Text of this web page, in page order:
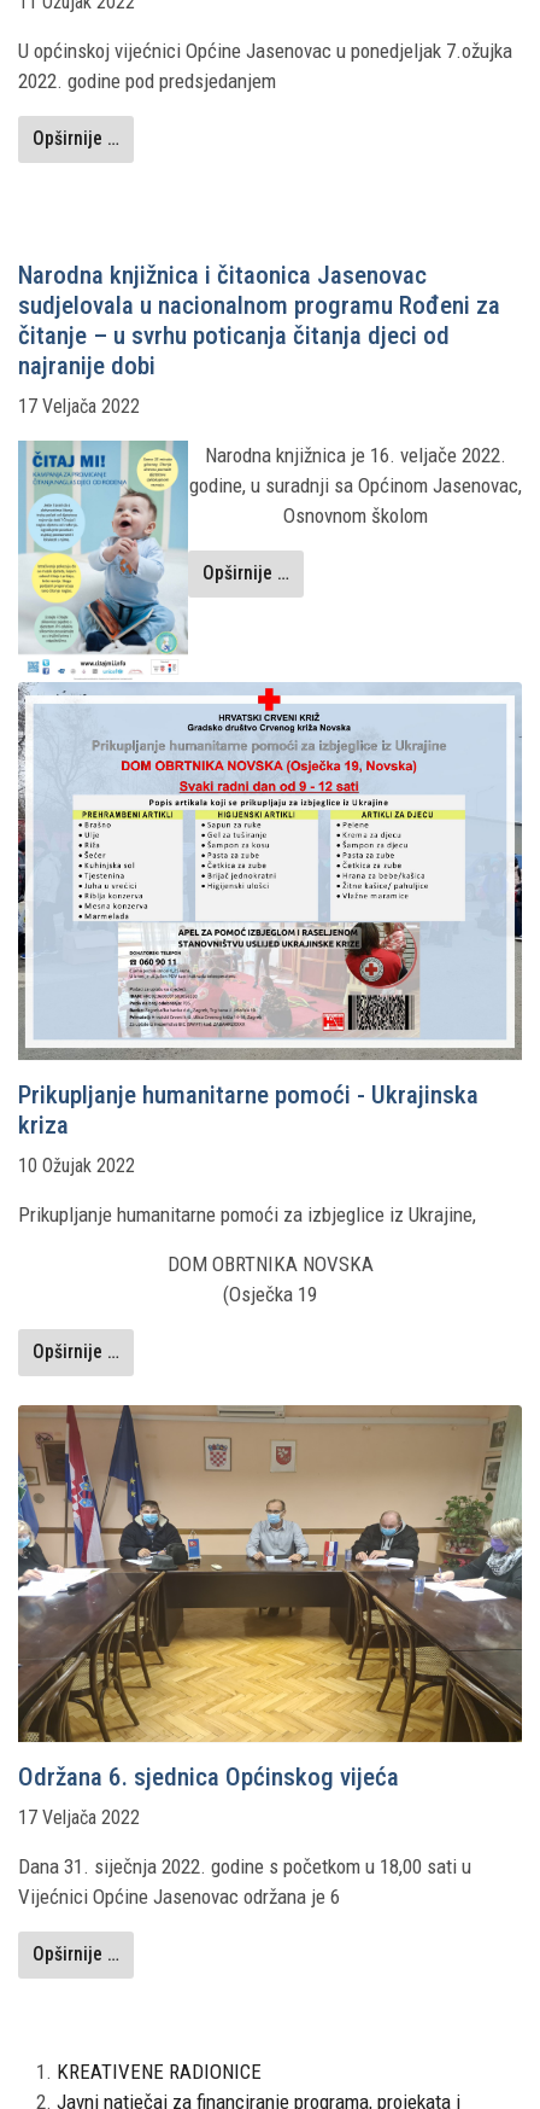
U općinskoj vijećnici Općine Jasenovac u ponedjeljak 7.ožujka
2022. godine pod predsjedanjem
Opširnije …
Narodna knjižnica i čitaonica Jasenovac
sudjelovala u nacionalnom programu Rođeni za
čitanje – u svrhu poticanja čitanja djeci od
najranije dobi
17 Veljača 2022
Narodna knjižnica je 16. veljače 2022.
godine, u suradnji sa Općinom Jasenovac,
Osnovnom školom
Opširnije …
Prikupljanje humanitarne pomoći - Ukrajinska
kriza
10 Ožujak 2022
Prikupljanje humanitarne pomoći za izbjeglice iz Ukrajine,
DOM OBRTNIKA NOVSKA
(Osječka 19
Opširnije …
Održana 6. sjednica Općinskog vijeća
17 Veljača 2022
Dana 31. siječnja 2022. godine s početkom u 18,00 sati u
Vijećnici Općine Jasenovac održana je 6
Opširnije …
KREATIVENE RADIONICE
Javni natječaj za financiranje programa, projekata i